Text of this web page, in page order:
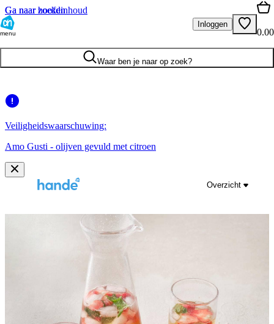
Ga naar hoofdinhoud
Ga naar zoeken
menu
Inloggen
0.00
Waar ben je naar op zoek?
Veiligheidswaarschuwing:
Amo Gusti - olijven gevuld met citroen
Overzicht